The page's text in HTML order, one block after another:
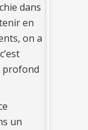
dans
en
on a
profond
un